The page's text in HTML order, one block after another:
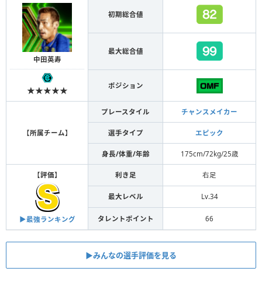
中田英寿
★★★★★
初期総合値
最大総合値
ポジション
【所属チーム】
プレースタイル チャンスメイカー
選手タイプ エピック
身長/体重/年齢 175cm/72kg/25歳
【評価】
▶︎最強ランキング
利き足 右足
最大レベル Lv.34
タレントポイント 66
▶︎みんなの選手評価を見る